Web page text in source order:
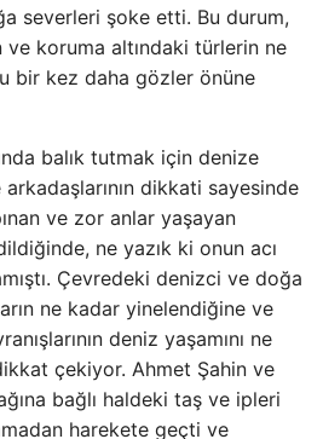
severleri şoke etti. Bu durum,
koruma altındaki türlerin ne
bir kez daha gözler önüne
balık tutmak için denize
dikkati sayesinde
ve zor anlar yaşayan
ne yazık ki onun acı
Çevredeki denizci ve doğa
ne kadar yinelendiğine ve
deniz yaşamını ne
çekiyor. Ahmet Şahin ve
bağlı haldeki taş ve ipleri
harekete geçti ve